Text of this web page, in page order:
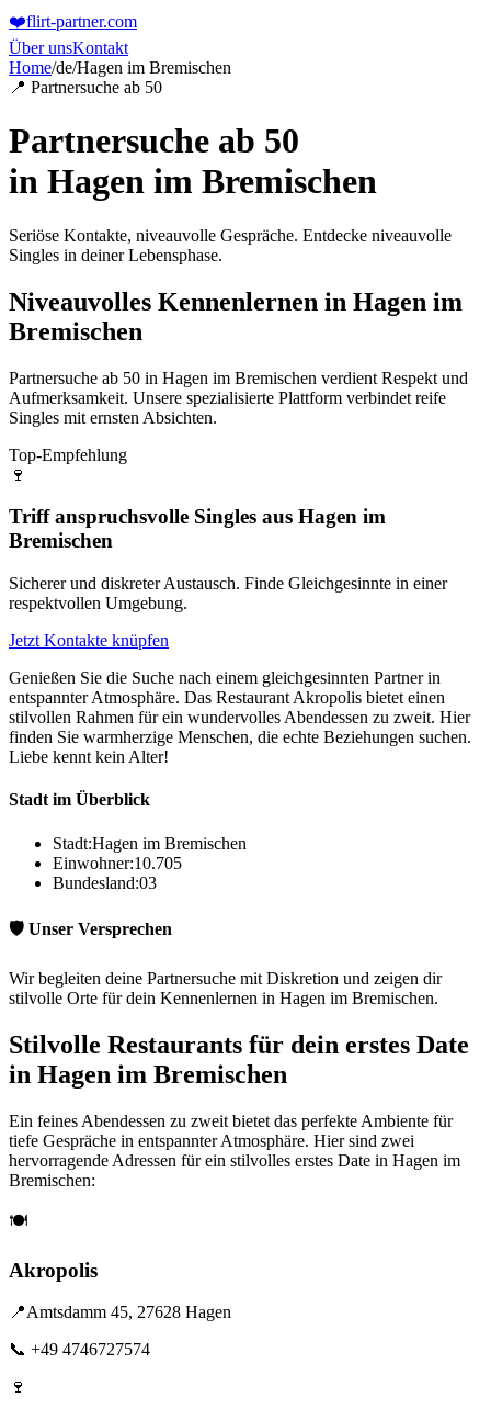
❤️flirt-partner.com
Über unsKontakt
Home/de/Hagen im Bremischen
📍 Partnersuche ab 50
Partnersuche ab 50
in Hagen im Bremischen
Seriöse Kontakte, niveauvolle Gespräche. Entdecke niveauvolle
Singles in deiner Lebensphase.
Niveauvolles Kennenlernen in Hagen im
Bremischen
Partnersuche ab 50 in Hagen im Bremischen verdient Respekt und
Aufmerksamkeit. Unsere spezialisierte Plattform verbindet reife
Singles mit ernsten Absichten.
Top-Empfehlung
🍷
Triff anspruchsvolle Singles aus Hagen im
Bremischen
Sicherer und diskreter Austausch. Finde Gleichgesinnte in einer
respektvollen Umgebung.
Jetzt Kontakte knüpfen
Genießen Sie die Suche nach einem gleichgesinnten Partner in
entspannter Atmosphäre. Das Restaurant Akropolis bietet einen
stilvollen Rahmen für ein wundervolles Abendessen zu zweit. Hier
finden Sie warmherzige Menschen, die echte Beziehungen suchen.
Liebe kennt kein Alter!
Stadt im Überblick
Stadt:Hagen im Bremischen
Einwohner:10.705
Bundesland:03
🛡️ Unser Versprechen
Wir begleiten deine Partnersuche mit Diskretion und zeigen dir
stilvolle Orte für dein Kennenlernen in Hagen im Bremischen.
Stilvolle Restaurants für dein erstes Date
in Hagen im Bremischen
Ein feines Abendessen zu zweit bietet das perfekte Ambiente für
tiefe Gespräche in entspannter Atmosphäre. Hier sind zwei
hervorragende Adressen für ein stilvolles erstes Date in Hagen im
Bremischen:
🍽️
Akropolis
📍Amtsdamm 45, 27628 Hagen
📞 +49 4746727574
🍷